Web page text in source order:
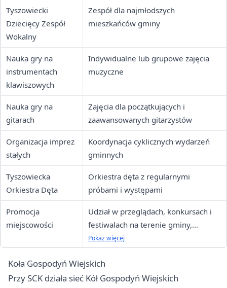
Tyszowiecki
Dziecięcy Zespół
Wokalny
Zespół dla najmłodszych
mieszkańców gminy
Nauka gry na
instrumentach
klawiszowych
Indywidualne lub grupowe zajęcia
muzyczne
Nauka gry na
gitarach
Zajęcia dla początkujących i
zaawansowanych gitarzystów
Organizacja imprez
stałych
Koordynacja cyklicznych wydarzeń
gminnych
Tyszowiecka
Orkiestra Dęta
Orkiestra dęta z regularnymi
próbami i występami
Promocja
miejscowości
Udział w przeglądach, konkursach i
festiwalach na terenie gminy,
powiatu i województwa
Pokaż więcej
Koła Gospodyń Wiejskich
Przy SCK działa sieć Kół Gospodyń Wiejskich